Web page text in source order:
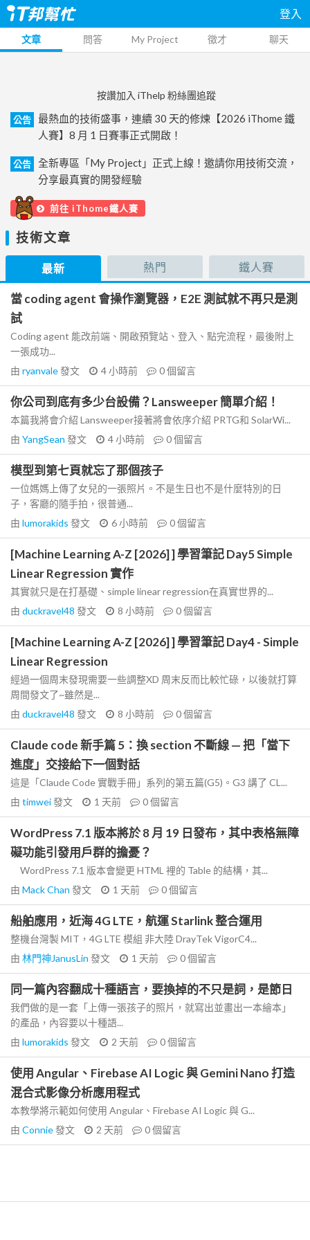
登入
文章 問答 My Project 徵才 聊天
按讚加入 iThelp 粉絲團追蹤
公告
最熱血的技術盛事，連續 30 天的修煉【2026 iThome 鐵
人賽】8 月 1 日賽事正式開啟！
公告
全新專區「My Project」正式上線！邀請你用技術交流，
分享最真實的開發經驗
前往 iThome鐵人賽
技術文章
最新 熱門 鐵人賽
當 coding agent 會操作瀏覽器，E2E 測試就不再只是測
試
Coding agent 能改前端、開啟預覽站、登入、點完流程，最後附上
一張成功...
由 ryanvale發文 4 小時前 0個留言
你公司到底有多少台設備？Lansweeper 簡單介紹！
本篇我將會介紹 Lansweeper接著將會依序介紹 PRTG和 SolarWi...
由 YangSean 發文 4 小時前 0個留言
模型到第七頁就忘了那個孩子
一位媽媽上傳了女兒的一張照片。不是生日也不是什麼特別的日
子，客廳的隨手拍，很普通...
由 lumorakids 發文 6 小時前 0個留言
[Machine Learning A-Z [2026] ] 學習筆記 Day5 Simple
Linear Regression 實作
其實就只是在打基礎、simple linear regression在真實世界的...
由 duckravel48 發文 8 小時前 0個留言
[Machine Learning A-Z [2026] ] 學習筆記 Day4 - Simple
Linear Regression
經過一個周末發現需要一些調整XD 周末反而比較忙碌，以後就打算
周間發文了~雖然是...
由 duckravel48 發文 8 小時前 0個留言
Claude code 新手篇 5：換 section 不斷線 — 把「當下
進度」交接給下一個對話
這是「Claude Code 實戰手冊」系列的第五篇(G5)。G3 講了 CL...
由 timwei發文 1 天前 0個留言
WordPress 7.1 版本將於 8 月 19 日發布，其中表格無障
礙功能引發用戶群的擔憂？
WordPress 7.1 版本會變更 HTML 裡的 Table 的結構，其...
由 Mack Chan 發文 1 天前 0個留言
船舶應用，近海 4G LTE，航運 Starlink 整合運用
整機台灣製 MIT，4G LTE 模組 非大陸 DrayTek VigorC4...
由 林門神JanusLin 發文 1 天前 0個留言
同一篇內容翻成十種語言，要換掉的不只是詞，是節日
我們做的是一套「上傳一張孩子的照片，就寫出並畫出一本繪本」
的產品，內容要以十種語...
由 lumorakids 發文 2 天前 0個留言
使用 Angular、Firebase AI Logic 與 Gemini Nano 打造
混合式影像分析應用程式
本教學將示範如何使用 Angular、Firebase AI Logic 與 G...
由 Connie發文 2 天前 0個留言